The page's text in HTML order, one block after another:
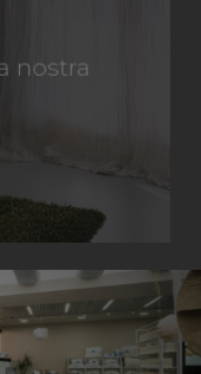
nostra